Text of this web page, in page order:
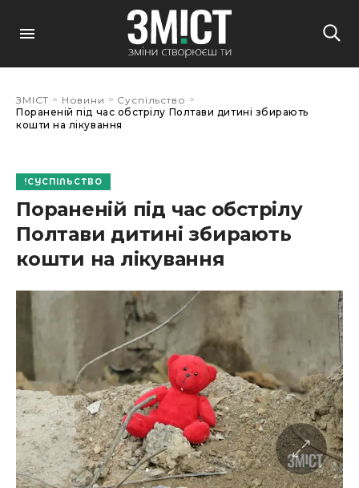
ЗМІСТ > Новини > Суспільство >
Пораненій під час обстрілу Полтави дитині збирають
кошти на лікування
СУСПІЛЬСТВО
Пораненій під час обстрілу
Полтави дитині збирають
кошти на лікування